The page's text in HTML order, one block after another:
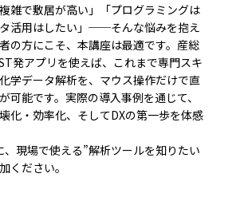
複雑で敷居が高い」「プログラミングは
活用はしたい」──そんな悩みを抱え
の方にこそ、本講座は最適です。産総
発アプリを使えば、これまで専門スキ
学データ解析を、マウス操作だけで直
可能です。実際の導入事例を通じて、
化・効率化、そしてDXの第一歩を体感
、現場で使える”解析ツールを知りたい
ください。